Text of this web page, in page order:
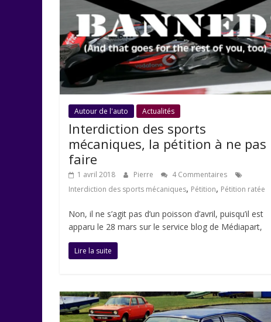
Autour de l'auto Actualités
Interdiction des sports
mécaniques, la pétition à ne pas
faire
1 avril 2018 Pierre
4 Commentaires
Interdiction des sports mécaniques, Pétition, Pétition ratée
Non, il ne s’agit pas d’un poisson d’avril, puisqu’il est
apparu le 28 mars sur le service blog de Médiapart,
Lire la suite